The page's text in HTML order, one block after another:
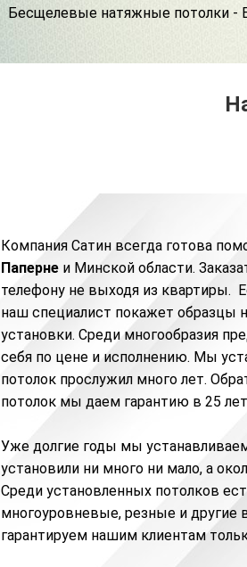
Бесщелевые натяжные потолки-
Компания Сатин всегда готова
Папернеи Минской области.
телефону не выходя из квартиры.
наш специалист покажет образцы
установки. Среди многообразия
себя по цене и исполнению. Мы
потолок прослужил много лет.
потолок мы даем гарантию в 25
Уже долгие годы мы
установили ни много ни мало, а
Среди установленных потолков
многоуровневые, резныеи другие
гарантируем нашим клиентам